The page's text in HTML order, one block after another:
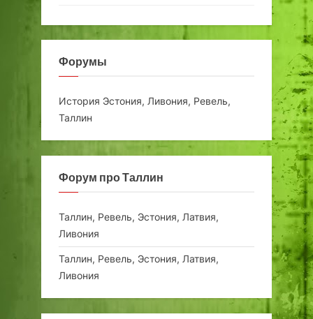
Форумы
История Эстония, Ливония, Ревель,
Таллин
Форум про Таллин
Таллин, Ревель, Эстония, Латвия,
Ливония
Таллин, Ревель, Эстония, Латвия,
Ливония